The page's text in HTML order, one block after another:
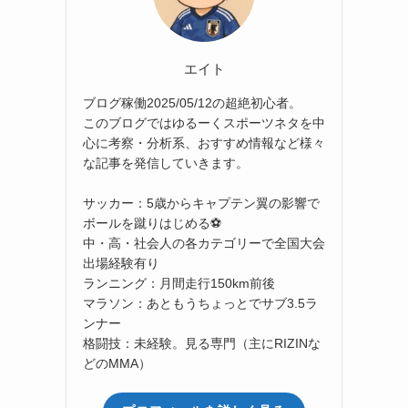
エイト
ブログ稼働2025/05/12の超絶初心者。
このブログではゆるーくスポーツネタを中
心に考察・分析系、おすすめ情報など様々
な記事を発信していきます。
サッカー：5歳からキャプテン翼の影響で
ボールを蹴りはじめる⚽
中・高・社会人の各カテゴリーで全国大会
出場経験有り
ランニング：月間走行150km前後
マラソン：あともうちょっとでサブ3.5ラ
ンナー
格闘技：未経験。見る専門（主にRIZINな
どのMMA）